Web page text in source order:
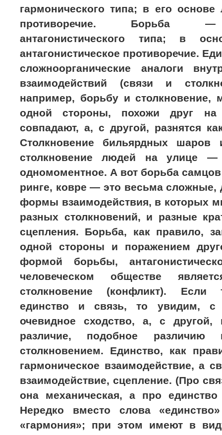
гармонического типа; в его основе
противоречие. Борьба —
антагонистического типа; в
антагонистическое противоречие.
сложноорганические аналоги
взаимодействий (связи и
например, борьбу и
одной стороны, похожи друг на
совпадают, а, с другой, разнятся
Столкновение бильярдных шаров
столкновение людей на улице —
одномоментное. А вот борьба
ринге, ковре — это весьма
формы взаимодействия, в которых
разных столкновений, и разные
сцепления. Борьба, как правило,
одной стороны и поражением
формой борьбы,
человеческом обществе
столкновение (конфликт). Если
единство и связь, то увидим,
очевидное сходство, а, с другой,
различие, подобное
столкновением. Единство, как
гармоническое взаимодействие, а
взаимодействие, сцепление. (Про
она механическая, а про
Нередко вместо слова
«гармония»; при этом имеют в